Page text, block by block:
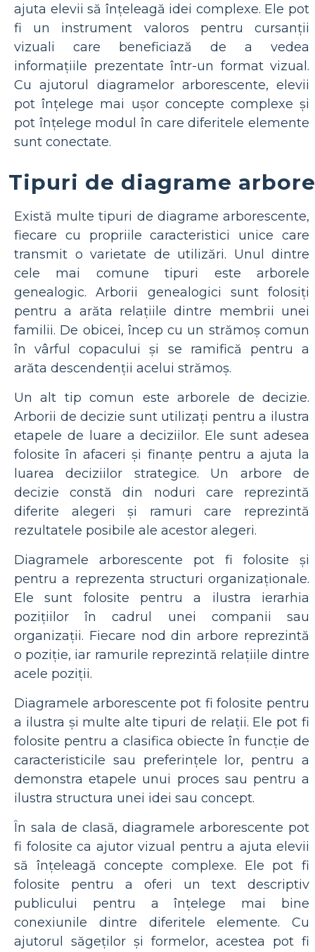
ajuta elevii să înțeleagă idei complexe. Ele pot
fi un instrument valoros pentru cursanții
vizuali care beneficiază de a vedea
informațiile prezentate într-un format vizual.
Cu ajutorul diagramelor arborescente, elevii
pot înțelege mai ușor concepte complexe și
pot înțelege modul în care diferitele elemente
sunt conectate.
Tipuri de diagrame arbore
Există multe tipuri de diagrame arborescente,
fiecare cu propriile caracteristici unice care
transmit o varietate de utilizări. Unul dintre
cele mai comune tipuri este arborele
genealogic. Arborii genealogici sunt folosiți
pentru a arăta relațiile dintre membrii unei
familii. De obicei, încep cu un strămoș comun
în vârful copacului și se ramifică pentru a
arăta descendenții acelui strămoș.
Un alt tip comun este arborele de decizie.
Arborii de decizie sunt utilizați pentru a ilustra
etapele de luare a deciziilor. Ele sunt adesea
folosite în afaceri și finanțe pentru a ajuta la
luarea deciziilor strategice. Un arbore de
decizie constă din noduri care reprezintă
diferite alegeri și ramuri care reprezintă
rezultatele posibile ale acestor alegeri.
Diagramele arborescente pot fi folosite și
pentru a reprezenta structuri organizaționale.
Ele sunt folosite pentru a ilustra ierarhia
pozițiilor în cadrul unei companii sau
organizații. Fiecare nod din arbore reprezintă
o poziție, iar ramurile reprezintă relațiile dintre
acele poziții.
Diagramele arborescente pot fi folosite pentru
a ilustra și multe alte tipuri de relații. Ele pot fi
folosite pentru a clasifica obiecte în funcție de
caracteristicile sau preferințele lor, pentru a
demonstra etapele unui proces sau pentru a
ilustra structura unei idei sau concept.
În sala de clasă, diagramele arborescente pot
fi folosite ca ajutor vizual pentru a ajuta elevii
să înțeleagă concepte complexe. Ele pot fi
folosite pentru a oferi un text descriptiv
publicului pentru a înțelege mai bine
conexiunile dintre diferitele elemente. Cu
ajutorul săgeților și formelor, acestea pot fi